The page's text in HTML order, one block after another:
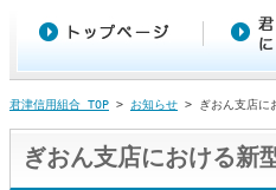
君津信用組合 TOP > お知らせ > ぎおん支店に
ぎおん支店における